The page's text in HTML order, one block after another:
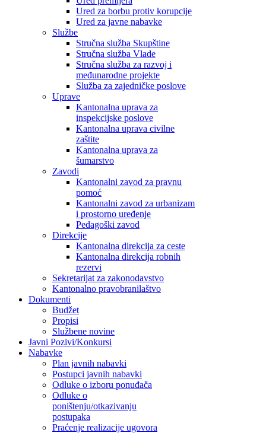
Ured za borbu protiv korupcije
Ured za javne nabavke
Službe
Stručna služba Skupštine
Stručna služba Vlade
Stručna služba za razvoj i
međunarodne projekte
Služba za zajedničke poslove
Uprave
Kantonalna uprava za
inspekcijske poslove
Kantonalna uprava civilne
zaštite
Kantonalna uprava za
šumarstvo
Zavodi
Kantonalni zavod za pravnu
pomoć
Kantonalni zavod za urbanizam
i prostorno uređenje
Pedagoški zavod
Direkcije
Kantonalna direkcija za ceste
Kantonalna direkcija robnih
rezervi
Sekretarijat za zakonodavstvo
Kantonalno pravobranilaštvo
Dokumenti
Budžet
Propisi
Službene novine
Javni Pozivi/Konkursi
Nabavke
Plan javnih nabavki
Postupci javnih nabavki
Odluke o izboru ponuđača
Odluke o
poništenju/otkazivanju
postupaka
Praćenje realizacije ugovora